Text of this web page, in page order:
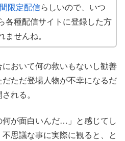
限定配信らしいので、いつ
各種配信サイトに登録した方
せんね。
おいて何の救いもないし勧善
ただ登場人物が不幸になるだ
れる。
何が面白いんだ…」と感じてし
思議な事に実際に観ると、と